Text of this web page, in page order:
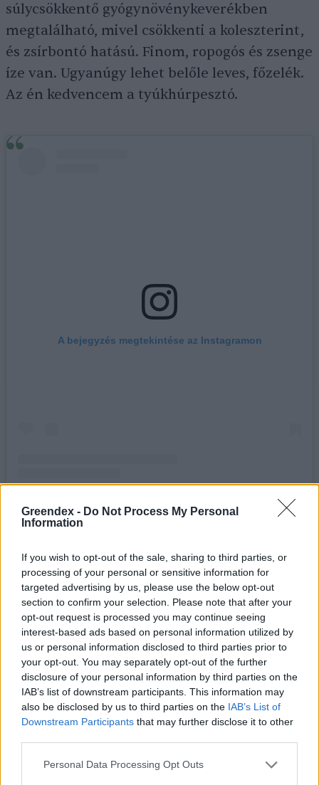
Greendex - Do Not Process My Personal
Information
If you wish to opt-out of the sale, sharing to third parties, or
processing of your personal or sensitive information for
targeted advertising by us, please use the below opt-out
section to confirm your selection. Please note that after your
opt-out request is processed you may continue seeing
interest-based ads based on personal information utilized by
us or personal information disclosed to third parties prior to
your opt-out. You may separately opt-out of the further
disclosure of your personal information by third parties on the
IAB’s list of downstream participants. This information may
also be disclosed by us to third parties on the IAB’s List of
Downstream Participants that may further disclose it to other
Personal Data Processing Opt Outs
súlycsökkentő gyógynövénykeverékben
megtalálható, mivel csökkenti a koleszterint,
és zsírbontó hatású. Finom, ropogós és zsenge
íze van. Ugyanúgy lehet belőle leves, főzelék.
Az én kedvencem a tyúkhúrpesztó.
A bejegyzés megtekintése az Instagramon
Daisy Bukovicsné Békefi (@greens_of_daisy) által megosztott bejegyzés
Sétánk során találkozhatunk a
vadhagymával. Ez olyan, mint egy kis
fűcsomó, sötét színű snidlingre hasonlít. Az
íze hasonló a medvehagymáéhoz, nem is
értem, miért az terjed el, és a vadhagyma
miért maradt ennyire a háttérben. Pedig
antibakteriális hatású, és minden olyan
jótékony hatása megvan, ami a
medvehagymának is. Jó benne, hogy a
hagymát mindenki ismeri, így nem okoz
meglepetést.